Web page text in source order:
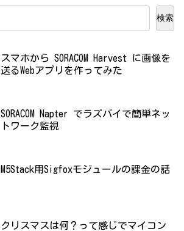
検索
スマホから SORACOM Harvest に画像を
送るWebアプリを作ってみた
SORACOM Napter でラズパイで簡単ネッ
トワーク監視
M5Stack用Sigfoxモジュールの課金の話
クリスマスは何？って感じでマイコン